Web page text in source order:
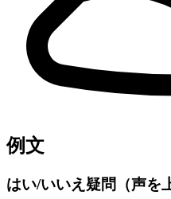
例文
はい/いいえ疑問（声を